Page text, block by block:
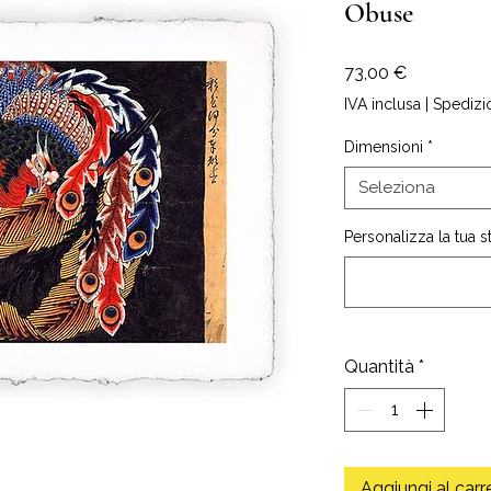
Obuse
73,00 €Prezzo
IVA inclusa
Dimensioni *
Seleziona
Personalizza la tua
Quantità *